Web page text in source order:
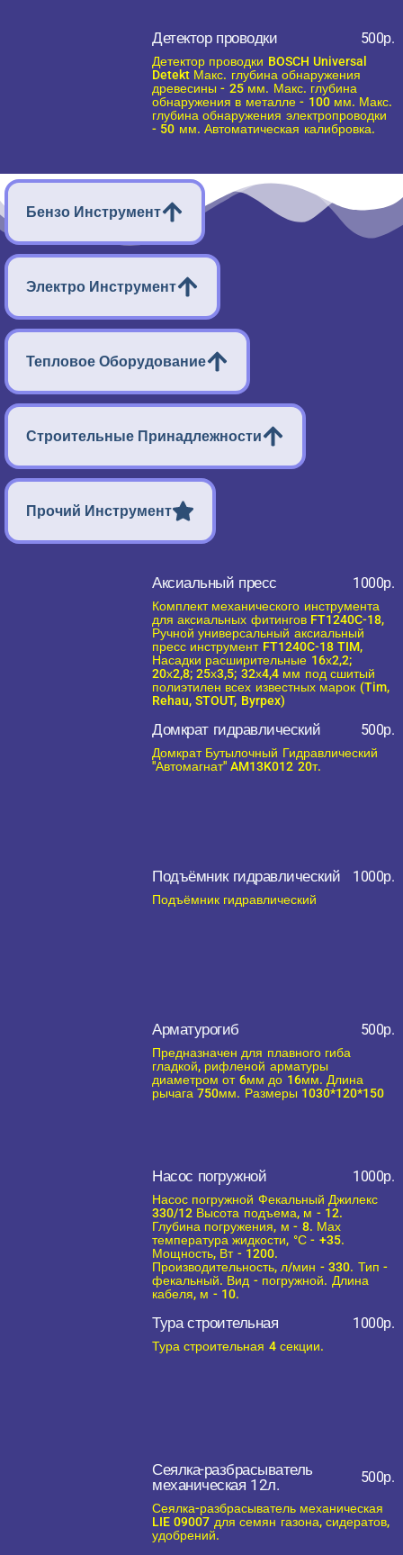
Детектор проводки 500р.
Детектор проводки BOSCH Universal
Detekt Макс. глубина обнаружения
древесины - 25 мм. Макс. глубина
обнаружения в металле - 100 мм. Макс.
глубина обнаружения электропроводки
- 50 мм. Автоматическая калибровка.
Бензо Инструмент
Электро Инструмент
Тепловое Оборудование
Строительные Принадлежности
Прочий Инструмент
Аксиальный пресс 1000р.
Комплект механического инструмента
для аксиальных фитингов FT1240C-18,
Ручной универсальный аксиальный
пресс инструмент FT1240C-18 TIM,
Насадки расширительные 16х2,2;
20х2,8; 25х3,5; 32х4,4 мм под сшитый
полиэтилен всех известных марок (Tim,
Rehau, STOUT, Byrpex)
Домкрат гидравлический 500р.
Домкрат Бутылочный Гидравлический
"Автомагнат" AM13K012 20т.
Подъёмник гидравлический 1000р.
Подъёмник гидравлический
Арматурогиб 500р.
Предназначен для плавного гиба
гладкой, рифленой арматуры
диаметром от 6мм до 16мм. Длина
рычага 750мм. Размеры 1030*120*150
Насос погружной 1000р.
Насос погружной Фекальный Джилекс
330/12 Высота подъема, м - 12.
Глубина погружения, м - 8. Мах
температура жидкости, °С - +35.
Мощность, Вт - 1200.
Производительность, л/мин - 330. Тип -
фекальный. Вид - погружной. Длина
кабеля, м - 10.
Тура строительная 1000р.
Тура строительная 4 секции.
Сеялка-разбрасыватель
механическая 12л.
500р.
Сеялка-разбрасыватель механическая
LIE 09007 для семян газона, сидератов,
удобрений.